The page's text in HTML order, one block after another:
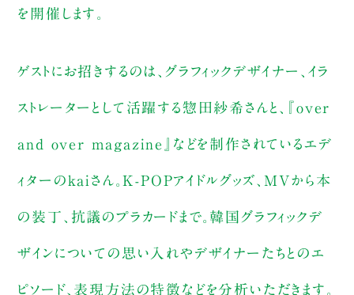
を開催します。
ゲストにお招きするのは、グラフィックデザイナー、イラ
ストレーターとして活躍する惣田紗希さんと、『over
and over magazine』などを制作されているエデ
ィターのkaiさん。K-POPアイドルグッズ、MVから本
の装丁、抗議のプラカードまで。韓国グラフィックデ
ザインについての思い入れやデザイナーたちとのエ
ピソード、表現方法の特徴などを分析いただきます。